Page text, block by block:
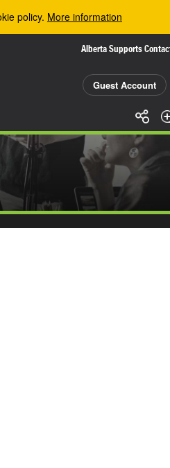
policy. More information
Alberta Supports
Guest Account